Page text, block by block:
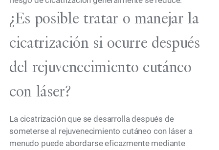
¿Es posible tratar o manejar la
cicatrización si ocurre después
del rejuvenecimiento cutáneo
con láser?
La cicatrización que se desarrolla después de
someterse al rejuvenecimiento cutáneo con láser a
menudo puede abordarse eficazmente mediante